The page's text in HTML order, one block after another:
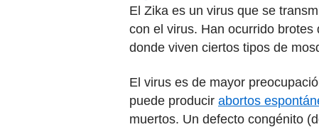
El Zika es un virus que se
con el virus. Han ocurrido
donde viven ciertos tipos de
El virus es de mayor
puede producir abortos
muertos. Un defecto congénito